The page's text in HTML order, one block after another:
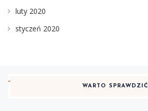
luty 2020
styczeń 2020
WARTO SPRAWDZIĆ